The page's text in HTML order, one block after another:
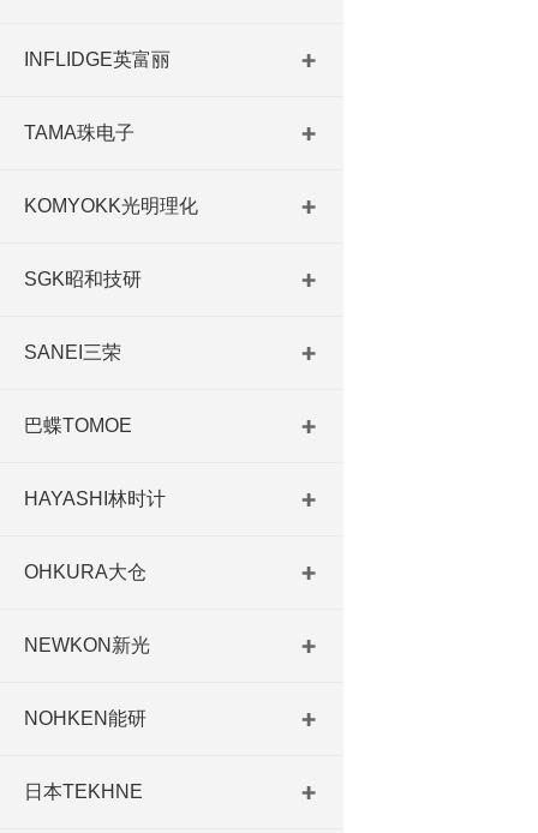
INFLIDGE英富丽
TAMA珠电子
KOMYOKK光明理化
SGK昭和技研
SANEI三荣
巴蝶TOMOE
HAYASHI林时计
OHKURA大仓
NEWKON新光
NOHKEN能研
日本TEKHNE